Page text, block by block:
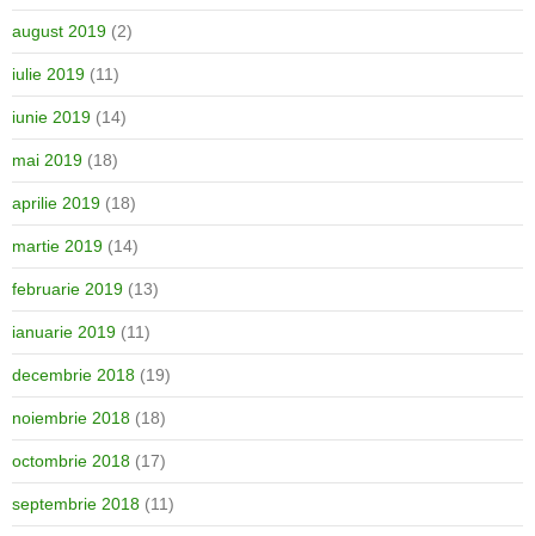
august 2019 (2)
iulie 2019 (11)
iunie 2019 (14)
mai 2019 (18)
aprilie 2019 (18)
martie 2019 (14)
februarie 2019 (13)
ianuarie 2019 (11)
decembrie 2018 (19)
noiembrie 2018 (18)
octombrie 2018 (17)
septembrie 2018 (11)